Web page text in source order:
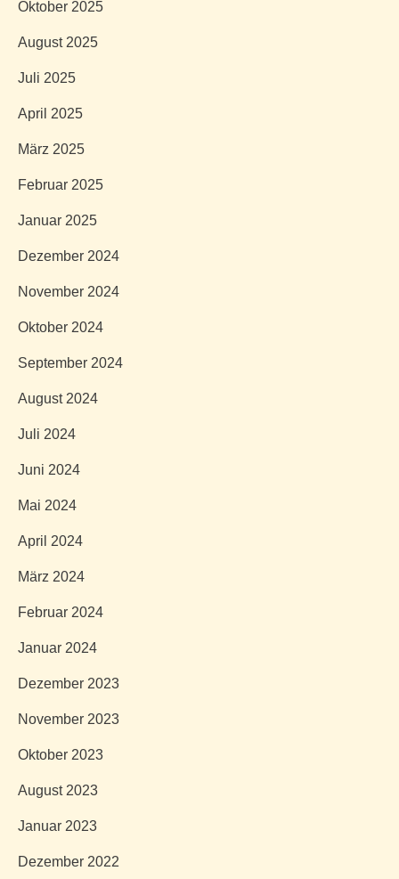
Oktober 2025
August 2025
Juli 2025
April 2025
März 2025
Februar 2025
Januar 2025
Dezember 2024
November 2024
Oktober 2024
September 2024
August 2024
Juli 2024
Juni 2024
Mai 2024
April 2024
März 2024
Februar 2024
Januar 2024
Dezember 2023
November 2023
Oktober 2023
August 2023
Januar 2023
Dezember 2022